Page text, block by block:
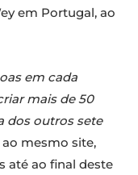
em Portugal, ao
em cada
mais de 50
dos outros sete
ao mesmo site,
até ao final deste